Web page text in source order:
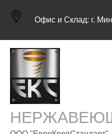
Офис и Склад: г.